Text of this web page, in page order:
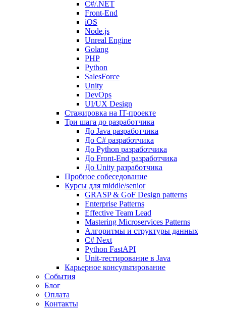
C#/.NET
Front-End
iOS
Node.js
Unreal Engine
Golang
PHP
Python
SalesForce
Unity
DevOps
UI/UX Design
Стажировка на IT-проекте
Три шага до разработчика
До Java разработчика
До C# разработчика
До Python разработчика
До Front-End разработчика
До Unity разработчика
Пробное собеседование
Курсы для middle/senior
GRASP & GoF Design patterns
Enterprise Patterns
Effective Team Lead
Mastering Microservices Patterns
Алгоритмы и структуры данных
C# Next
Python FastAPI
Unit-тестирование в Java
Карьерное консультирование
События
Блог
Оплата
Контакты